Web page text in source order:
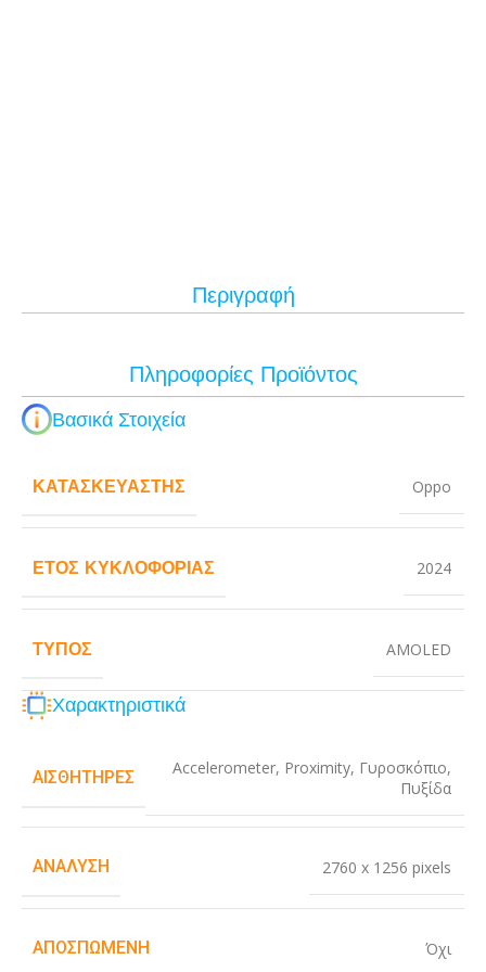
Περιγραφή
Πληροφορίες Προϊόντος
Βασικά Στοιχεία
ΚΑΤΑΣΚΕΥΑΣΤΉΣ Oppo
ΈΤΟΣ ΚΥΚΛΟΦΟΡΊΑΣ 2024
ΤΎΠΟΣ AMOLED
Χαρακτηριστικά
ΑΙΣΘΗΤΉΡΕΣ Accelerometer, Proximity, Γυροσκόπιο,
Πυξίδα
ΑΝΆΛΥΣΗ 2760 x 1256 pixels
ΑΠΟΣΠΏΜΕΝΗ Όχι